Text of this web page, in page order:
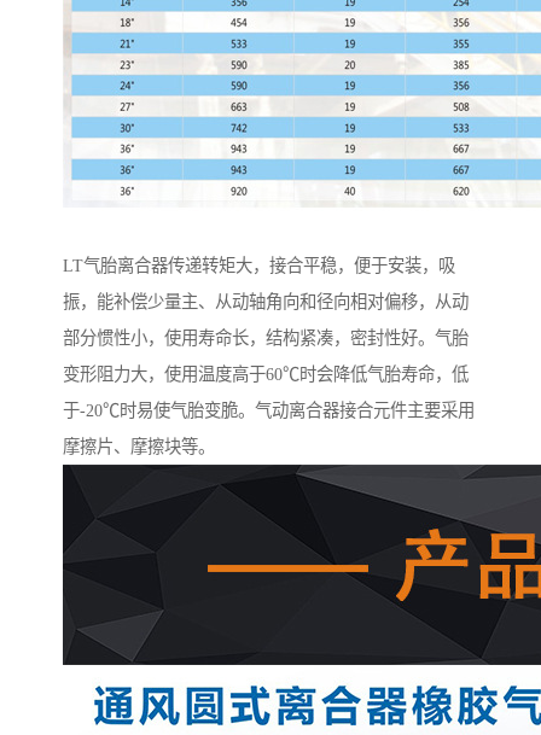
LT气胎离合器传递转矩大，接合平稳，便于安装，吸
振，能补偿少量主、从动轴角向和径向相对偏移，从动
部分惯性小，使用寿命长，结构紧凑，密封性好。气胎
变形阻力大，使用温度高于60℃时会降低气胎寿命，低
于-20℃时易使气胎变脆。气动离合器接合元件主要采用
摩擦片、摩擦块等。